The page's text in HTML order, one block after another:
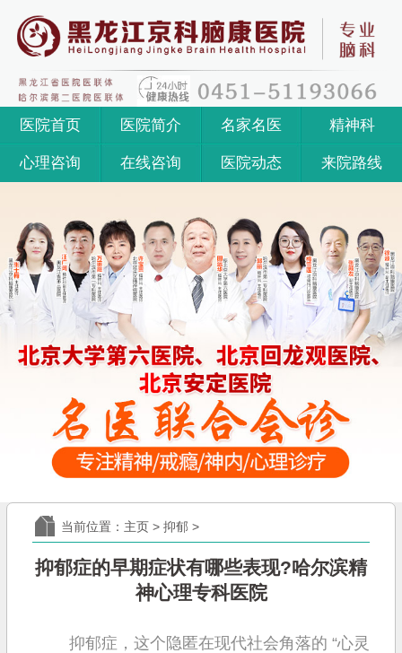
医院首页 医院简介 名家名医 精神科
心理咨询 在线咨询 医院动态 来院路线
当前位置： 主页 >抑郁 >
抑郁症的早期症状有哪些表现?哈尔滨精
神心理专科医院
抑郁症，这个隐匿在现代社会角落的 “心灵